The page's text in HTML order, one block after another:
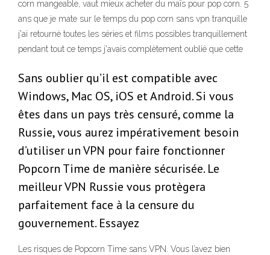
corn mangeable, vaut mieux acheter du maïs pour pop corn. 5
ans que je mate sur le temps du pop corn sans vpn tranquille
j'ai retourné toutes les séries et films possibles tranquillement
pendant tout ce temps j'avais complètement oublié que cette
Sans oublier qu’il est compatible avec
Windows, Mac OS, iOS et Android. Si vous
êtes dans un pays très censuré, comme la
Russie, vous aurez impérativement besoin
d’utiliser un VPN pour faire fonctionner
Popcorn Time de manière sécurisée. Le
meilleur VPN Russie vous protègera
parfaitement face à la censure du
gouvernement. Essayez
Les risques de Popcorn Time sans VPN. Vous l’avez bien